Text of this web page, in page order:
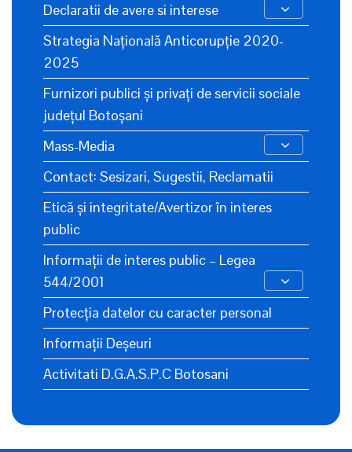
Declaratii de avere si interese
Strategia Națională Anticorupție 2020-
2025
Furnizori publici și privați de servicii sociale
județul Botoșani
Mass-Media
Contact: Sesizari, Sugestii, Reclamatii
Etică și integritate/Avertizor în interes
public
Informații de interes public – Legea
544/2001
Protecția datelor cu caracter personal
Informații Deșeuri
Activitati D.G.A.S.P.C Botosani